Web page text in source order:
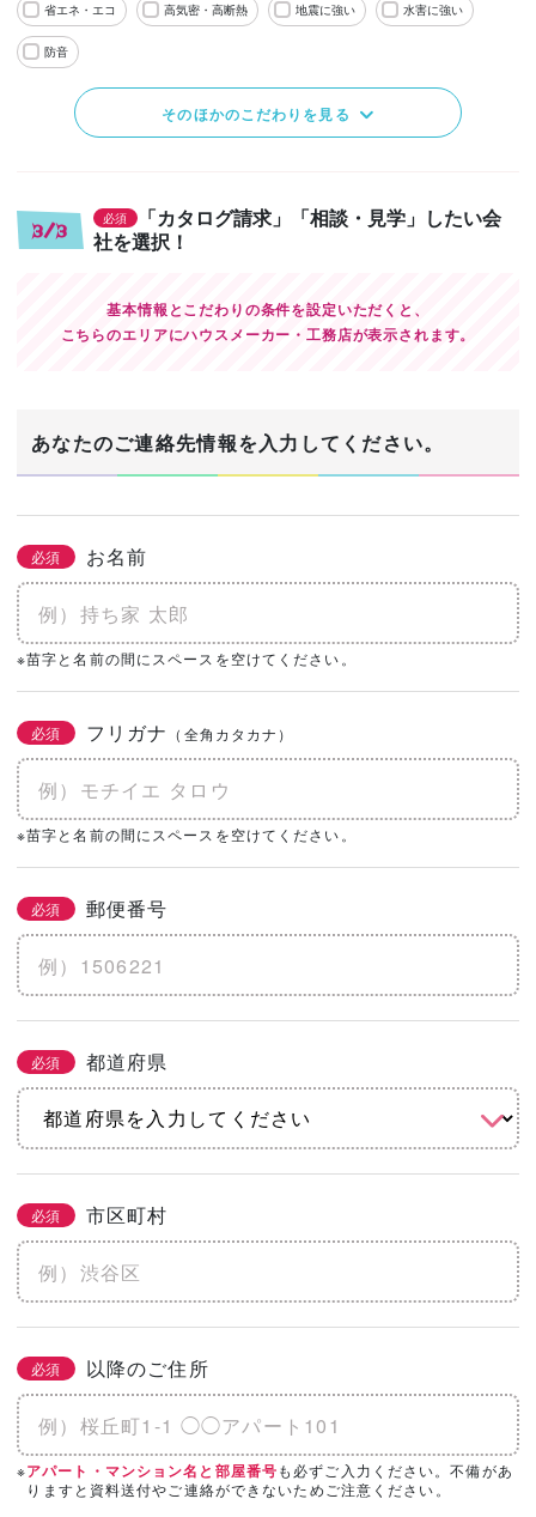
省エネ・エコ 高気密・高断熱 地震に強い 水害に強い
防音
そのほかのこだわりを見る
3/3
必須
「カタログ請求」「相談・見学」したい会
社を選択！
基本情報とこだわりの条件を設定いただくと、
こちらのエリアにハウスメーカー・工務店が表示されます。
あなたのご連絡先情報を入力してください。
必須 お名前
※苗字と名前の間にスペースを空けてください。
必須 フリガナ （全角カタカナ）
※苗字と名前の間にスペースを空けてください。
必須 郵便番号
必須 都道府県
必須 市区町村
必須 以降のご住所
※アパート・マンション名と部屋番号も必ずご入力ください。不備があ
りますと資料送付やご連絡ができないためご注意ください。